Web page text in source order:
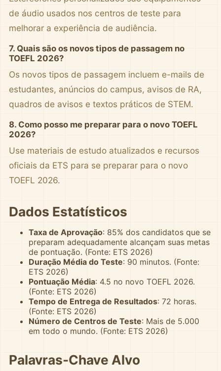
de áudio usados nos centros de teste para
melhorar a experiência de audiência.
7. Quais são os novos tipos de passagem no
TOEFL 2026?
Os novos tipos de passagem incluem e-mails de
estudantes, anúncios do campus, avisos de RA,
quadros de avisos e textos práticos de STEM.
8. Como posso me preparar para o novo TOEFL
2026?
Use materiais de estudo atualizados e recursos
oficiais da ETS para se preparar para o novo
TOEFL 2026.
Dados Estatísticos
Taxa de Aprovação: 85% dos candidatos que se
preparam adequadamente alcançam suas metas
de pontuação. (Fonte: ETS 2026)
Duração Média do Teste: 90 minutos. (Fonte:
ETS 2026)
Pontuação Média: 4.5 no novo TOEFL 2026.
(Fonte: ETS 2026)
Tempo de Entrega de Resultados: 72 horas.
(Fonte: ETS 2026)
Número de Centros de Teste: Mais de 5.000
em todo o mundo. (Fonte: ETS 2026)
Palavras-Chave Alvo